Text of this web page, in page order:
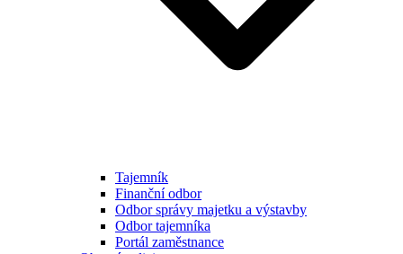
Tajemník
Finanční odbor
Odbor správy majetku a výstavby
Odbor tajemníka
Portál zaměstnance